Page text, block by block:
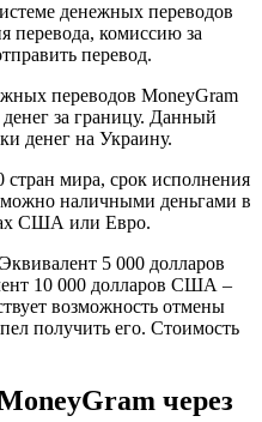
денежных переводов
перевода, комиссию за
перевод.
переводов MoneyGram
за границу. Данный
денег на Украину.
мира, срок исполнения
можно наличными деньгами в
США или Евро.
5 000 долларов
10 000 долларов США –
возможность отмены
получить его. Стоимость
через